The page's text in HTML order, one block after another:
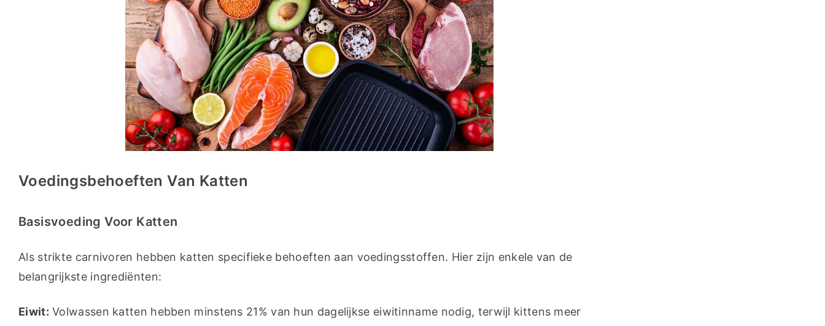
Voedingsbehoeften Van Katten
Basisvoeding Voor Katten
Als strikte carnivoren hebben katten specifieke behoeften aan voedingsstoffen. Hier zijn enkele van de
belangrijkste ingrediënten:
Eiwit: Volwassen katten hebben minstens 21% van hun dagelijkse eiwitinname nodig, terwijl kittens meer